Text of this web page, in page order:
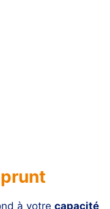
à votre capacité